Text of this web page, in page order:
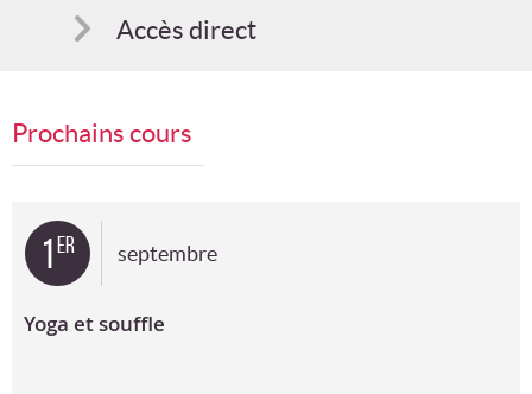
Accès direct
Suggestions
Programme en PDF
Prochains cours
1er septembre
Yoga et souffle